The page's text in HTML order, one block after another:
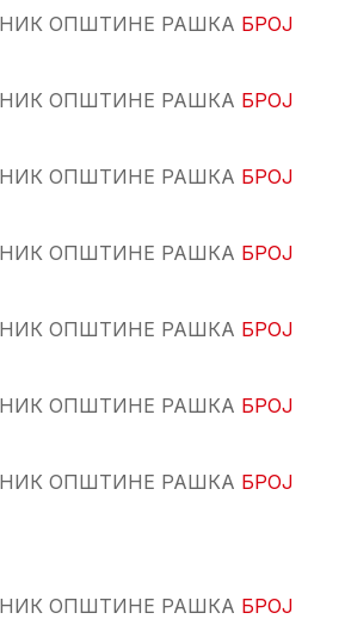
ОПШТИНЕ РАШКА БРОЈ
ОПШТИНЕ РАШКА БРОЈ
ОПШТИНЕ РАШКА БРОЈ
ОПШТИНЕ РАШКА БРОЈ
ОПШТИНЕ РАШКА БРОЈ
ОПШТИНЕ РАШКА БРОЈ
ОПШТИНЕ РАШКА БРОЈ
ОПШТИНЕ РАШКА БРОЈ